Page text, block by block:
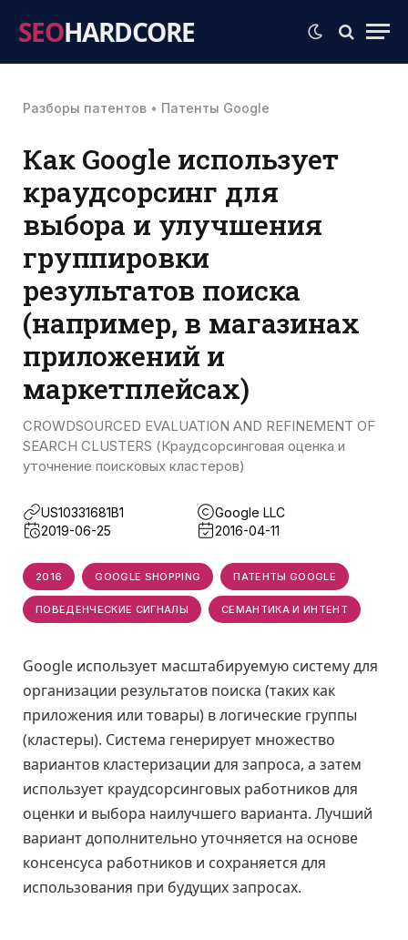
SEOHARDCORE
Разборы патентов • Патенты Google
Как Google использует
краудсорсинг для
выбора и улучшения
группировки
результатов поиска
(например, в магазинах
приложений и
маркетплейсах)
CROWDSOURCED EVALUATION AND REFINEMENT OF
SEARCH CLUSTERS (Краудсорсинговая оценка и
уточнение поисковых кластеров)
US10331681B1
Google LLC
2019-06-25
2016-04-11
2016 GOOGLE SHOPPING ПАТЕНТЫ GOOGLE
ПОВЕДЕНЧЕСКИЕ СИГНАЛЫ СЕМАНТИКА И ИНТЕНТ
Google использует масштабируемую систему для
организации результатов поиска (таких как
приложения или товары) в логические группы
(кластеры). Система генерирует множество
вариантов кластеризации для запроса, а затем
использует краудсорсинговых работников для
оценки и выбора наилучшего варианта. Лучший
вариант дополнительно уточняется на основе
консенсуса работников и сохраняется для
использования при будущих запросах.